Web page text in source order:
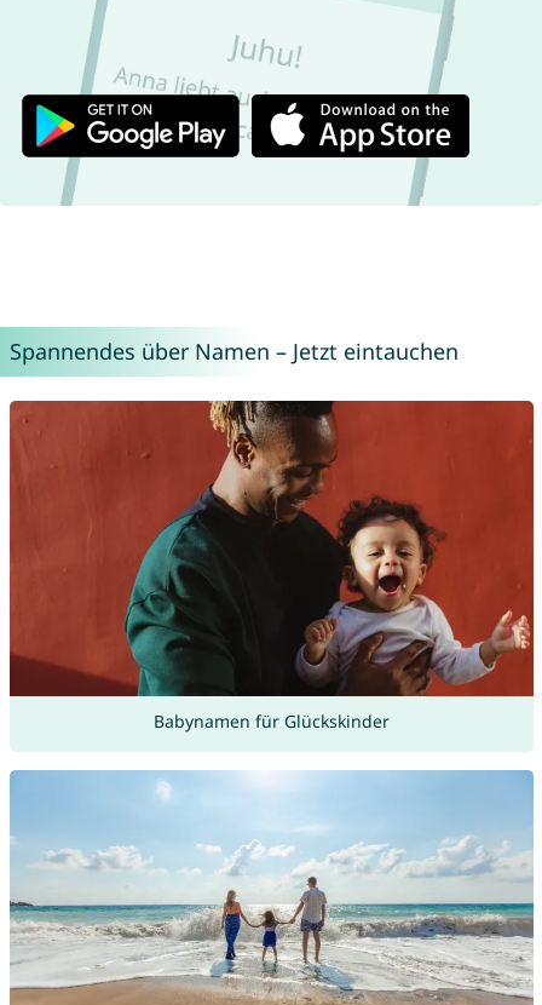
Spannendes über Namen – Jetzt eintauchen
Babynamen für Glückskinder